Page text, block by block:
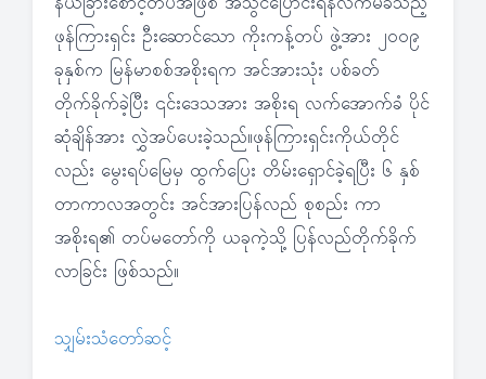
ဖုန်ကြားရှင်း ဦးဆောင်သော ကိုးကန့်တပ် ဖွဲ့အား ၂၀၀၉
ခုနှစ်က မြန်မာစစ်အစိုးရက အင်အားသုံး ပစ်ခတ်
တိုက်ခိုက်ခဲ့ပြီး ၎င်းဒေသအား အစိုးရ လက်အောက်ခံ ပိုင်
ဆုံချိန်အား လွှဲအပ်ပေးခဲ့သည်။ဖုန်ကြားရှင်းကိုယ်တိုင်
လည်း မွေးရပ်မြေမှ ထွက်ပြေး တိမ်းရှောင်ခဲ့ရပြီး ၆ နှစ်
တာကာလအတွင်း အင်အားပြန်လည် စုစည်း ကာ
အစိုးရ၏ တပ်မတော်ကို ယခုကဲ့သို့ ပြန်လည်တိုက်ခိုက်
လာခြင်း ဖြစ်သည်။
သျှမ်းသံတော်ဆင့်